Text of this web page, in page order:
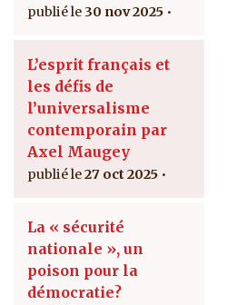
30 nov 2025
L’esprit français et
les défis de
l’universalisme
contemporain par
Axel Maugey
27 oct 2025
La « sécurité
nationale », un
poison pour la
démocratie?